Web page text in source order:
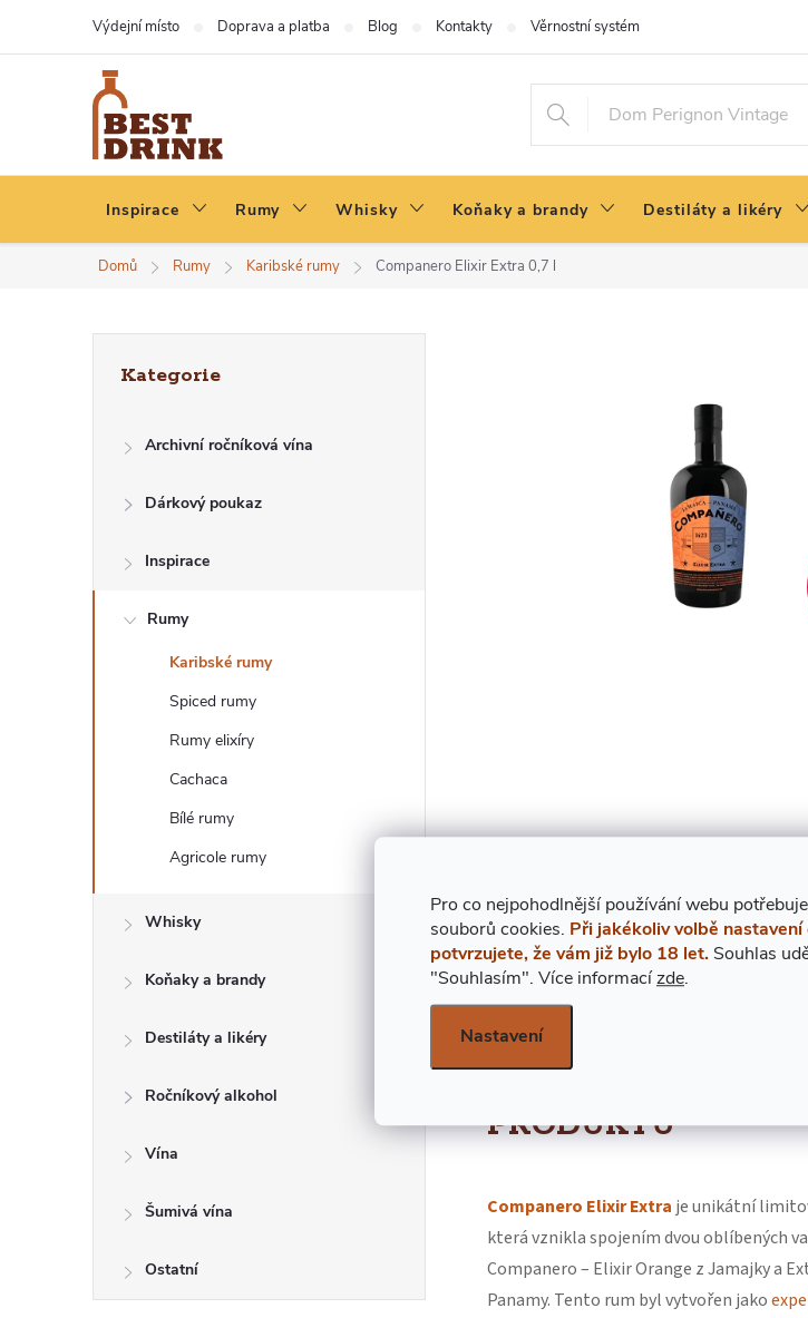
Pro co nejpohodlnější používání webu
souborů cookies. Při jakékoliv volbě
potvrzujete, že vám již bylo 18 let. Souhlas
"Souhlasím". Více informacízde.
Nastavení
Výdejní místo Doprava a platba Blog Kontakty Věrnostní systém
Inspirace Rumy Whisky Koňaky a brandy Destiláty a likéry
Domů Rumy Karibské rumy Companero Elixir Extra 0,7 l
R
kategorie
Kategorie
Archivní ročníková vína
Dárkový poukaz
Inspirace
Rumy
Karibské rumy
Spiced rumy
Rumy elixíry
Cachaca
Bílé rumy
Agricole rumy
Whisky
Koňaky a brandy
Destiláty a likéry
Ročníkový alkohol
Vína
Šumivá vína
Ostatní
POPIS PRODUKTU
DETAILNÍ POPIS
PRODUKTU
Companero Elixir Extra je unikátní
která vznikla spojením dvou oblíbených
Companero – Elixir Orange z Jamajky a
Panamy. Tento rum byl vytvořen jako